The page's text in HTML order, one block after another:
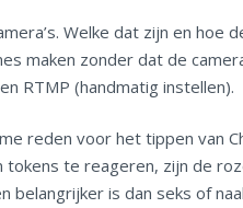
Welke dat zijn en hoe
maken zonder dat de
RTMP (handmatig instellen).
reden voor het tippen van
te reageren, zijn de
belangrijker is dan seks of